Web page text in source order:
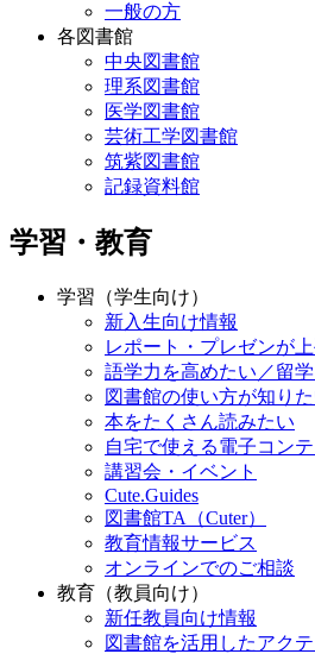
一般の方
各図書館
中央図書館
理系図書館
医学図書館
芸術工学図書館
筑紫図書館
記録資料館
学習・教育
学習（学生向け）
新入生向け情報
レポート・プレゼンが
語学力を高めたい／留
図書館の使い方が知り
本をたくさん読みたい
自宅で使える電子コン
講習会・イベント
Cute.Guides
図書館TA（Cuter）
教育情報サービス
オンラインでのご相談
教育（教員向け）
新任教員向け情報
図書館を活用したアク